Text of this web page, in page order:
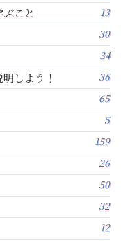
こと 13
30
34
しよう！ 36
65
5
159
26
50
32
12